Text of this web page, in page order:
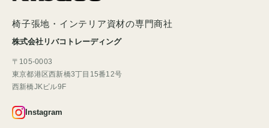
椅子張地・インテリア資材の専門商社
株式会社リバコトレーディング
〒105-0003
東京都港区西新橋3丁目15番12号
西新橋JKビル9F
Instagram